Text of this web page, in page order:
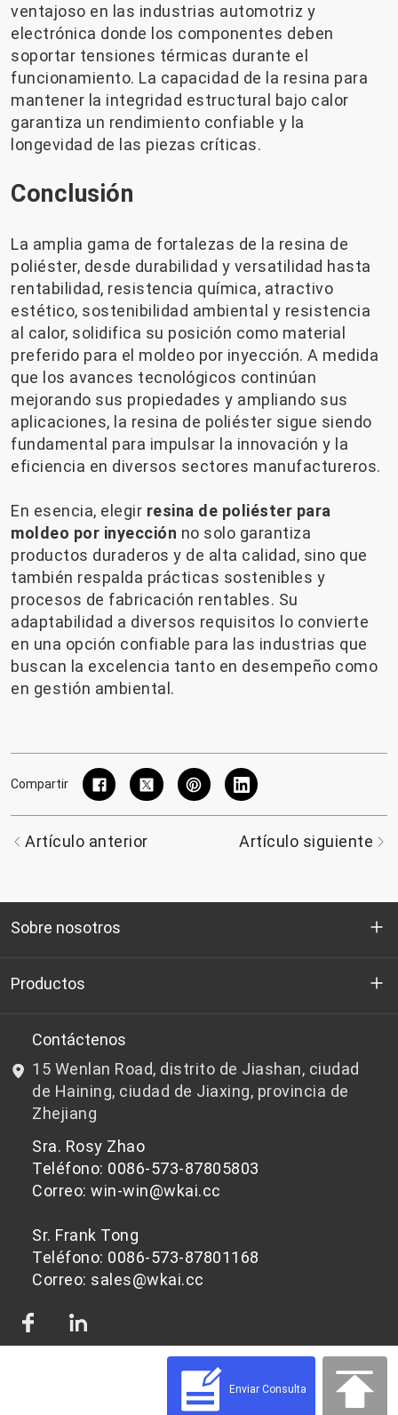
ventajoso en las industrias automotriz y
electrónica donde los componentes deben
soportar tensiones térmicas durante el
funcionamiento. La capacidad de la resina para
mantener la integridad estructural bajo calor
garantiza un rendimiento confiable y la
longevidad de las piezas críticas.
Conclusión
La amplia gama de fortalezas de la resina de
poliéster, desde durabilidad y versatilidad hasta
rentabilidad, resistencia química, atractivo
estético, sostenibilidad ambiental y resistencia
al calor, solidifica su posición como material
preferido para el moldeo por inyección. A medida
que los avances tecnológicos continúan
mejorando sus propiedades y ampliando sus
aplicaciones, la resina de poliéster sigue siendo
fundamental para impulsar la innovación y la
eficiencia en diversos sectores manufactureros.
En esencia, elegir resina de poliéster para
moldeo por inyección no solo garantiza
productos duraderos y de alta calidad, sino que
también respalda prácticas sostenibles y
procesos de fabricación rentables. Su
adaptabilidad a diversos requisitos lo convierte
en una opción confiable para las industrias que
buscan la excelencia tanto en desempeño como
en gestión ambiental.
Compartir
Artículo anterior Artículo siguiente
Sobre nosotros
Quienes somos
I+D
Noticias y Eventos
política de privacidad
Productos
Chips de PET aptos para botellas
Chips de PET que no son aptos para botellas
Contáctenos
15 Wenlan Road, distrito de Jiashan, ciudad
de Haining, ciudad de Jiaxing, provincia de
Zhejiang
Sra. Rosy Zhao
Teléfono: 0086-573-87805803
Correo: win-win@wkai.cc
Sr. Frank Tong
Teléfono: 0086-573-87801168
Correo: sales@wkai.cc
© 2026 Materias primas de chips de PET para diferentes aplicaciones | WKAI -
Proveedor de plástico PET de alta calidad Impulsado por Shopastro
Enviar Consulta